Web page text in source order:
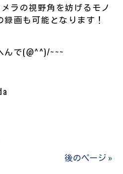
ラの視野角を妨げるモノ
画も可能となります！
で(@^^)/~~~
後のページ »